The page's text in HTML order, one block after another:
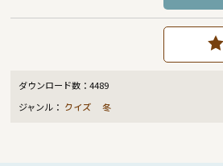
ダウンロード数：4489
ジャンル： クイズ 冬